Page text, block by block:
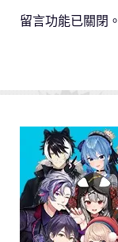
留言功能已關閉。